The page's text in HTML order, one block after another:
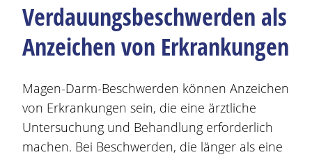
Verdauungsbeschwerden als
Anzeichen von Erkrankungen
Magen-Darm-Beschwerden können Anzeichen
von Erkrankungen sein, die eine ärztliche
Untersuchung und Behandlung erforderlich
machen. Bei Beschwerden, die länger als eine